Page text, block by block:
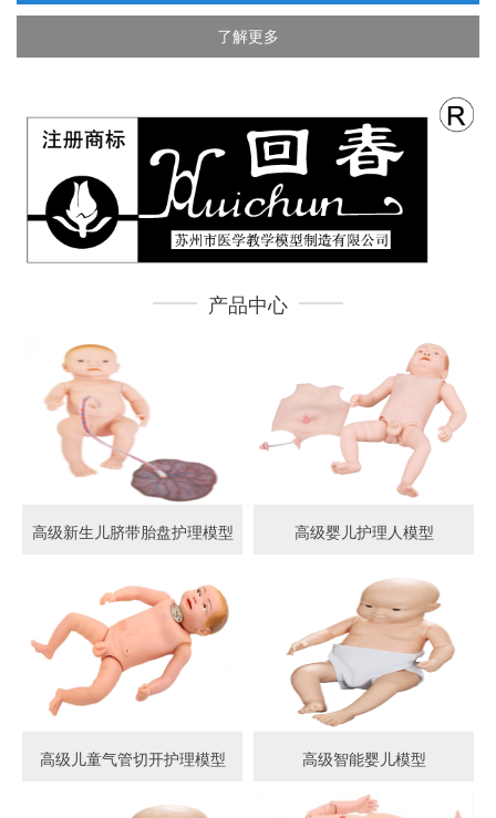
了解更多
产品中心
高级新生儿脐带胎盘护理模型 高级婴儿护理人模型
高级儿童气管切开护理模型 高级智能婴儿模型